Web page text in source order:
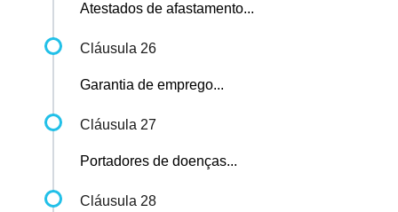
Atestados de afastamento...
Cláusula 26
Garantia de emprego...
Cláusula 27
Portadores de doenças...
Cláusula 28